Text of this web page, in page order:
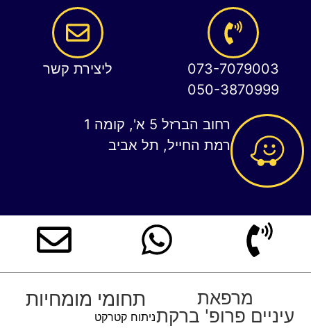
​073-7079003
050-3870999
ליצירת קשר
רחוב הברזל 5 א', קומה 1
רמת החייל, תל אביב
מרפאת
עיניים פרופ' ברקת
תחומי מומחיות
ניתוח קטרקט